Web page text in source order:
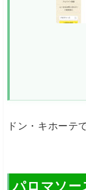
ドン・キホーテ
パロマソー